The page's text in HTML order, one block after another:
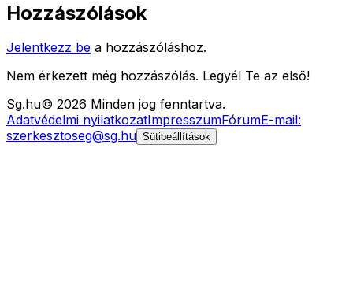
Hozzászólások
Jelentkezz be a hozzászóláshoz.
Nem érkezett még hozzászólás. Legyél Te az első!
Sg.hu© 2026 Minden jog fenntartva.
Adatvédelmi nyilatkozatImpresszumFórumE-mail:
szerkesztoseg@sg.hu Sütibeállítások